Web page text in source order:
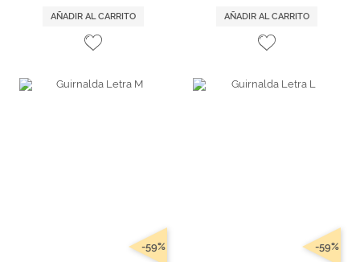
AÑADIR AL CARRITO AÑADIR AL CARRITO
-59% -59%